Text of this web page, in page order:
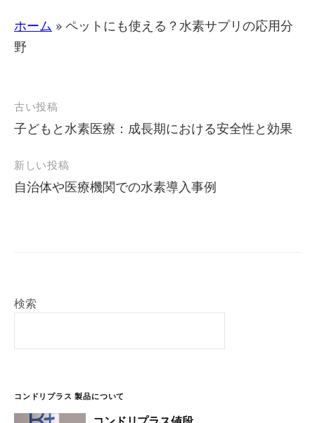
ホーム » ペットにも使える？水素サプリの応用分
野
投
稿
ビ
ゲ
古い投稿
子どもと水素医療：成長期における安全性と効果
新しい投稿
自治体や医療機関での水素導入事例
検索
コンドリプラス 製品について